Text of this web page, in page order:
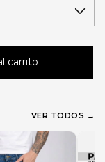
VER TODOS →